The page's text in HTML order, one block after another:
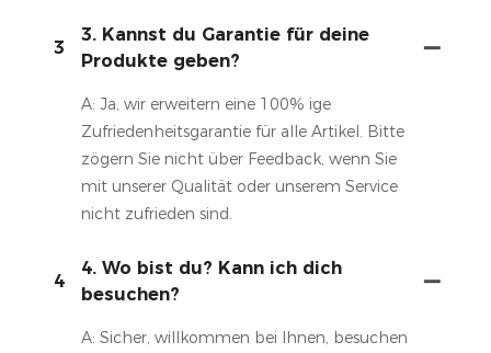
3
3. Kannst du Garantie für deine
Produkte geben?
A: Ja, wir erweitern eine 100% ige
Zufriedenheitsgarantie für alle Artikel. Bitte
zögern Sie nicht über Feedback, wenn Sie
mit unserer Qualität oder unserem Service
nicht zufrieden sind.
4
4. Wo bist du? Kann ich dich
besuchen?
A: Sicher, willkommen bei Ihnen, besuchen